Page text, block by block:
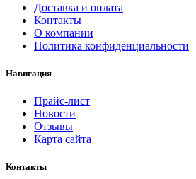
Доставка и оплата
Контакты
О компании
Политика конфиденциальности
Навигация
Прайс-лист
Новости
Отзывы
Карта сайта
Контакты